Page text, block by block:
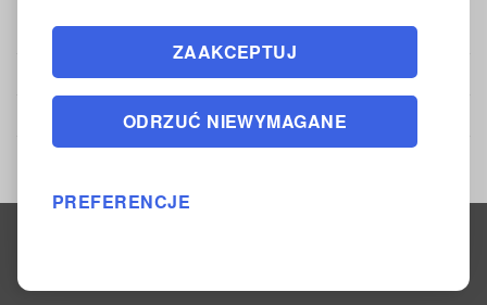
ZAAKCEPTUJ
ODRZUĆ NIEWYMAGANE
PREFERENCJE
Moje konto
Regulamin
Polityka zwrotów